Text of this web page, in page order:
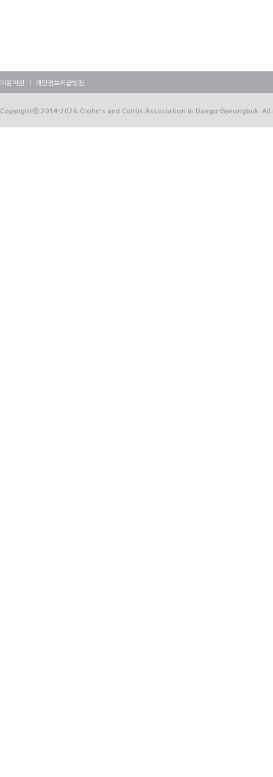
이용약관 개인정보취급방침
Copyrightⓒ 2014-2026 Crohn's and Colitis Association in Daegu-Gyeongbuk. All